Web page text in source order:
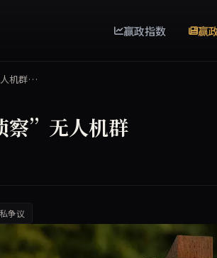
赢政指数 赢
机群…
察”无人机群
争议